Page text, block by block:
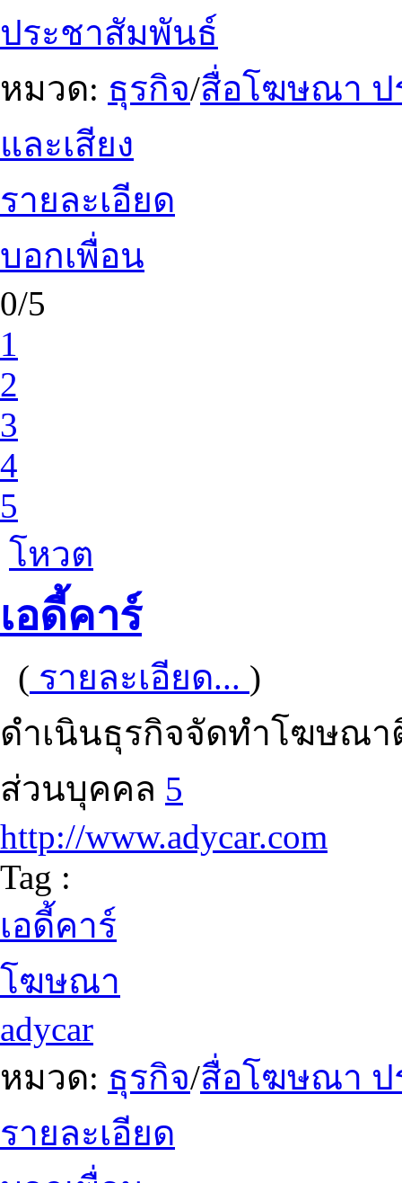
ประชาสัมพันธ์
หมวด: ธุรกิจ/สื่อโฆษณา ป
และเสียง
รายละเอียด
บอกเพื่อน
0/5
1
2
3
4
5
โหวต
เอดี้คาร์
( รายละเอียด... )
ดำเนินธุรกิจจัดทำโฆษณา
ส่วนบุคคล 5
http://www.adycar.com
Tag :
เอดี้คาร์
โฆษณา
adycar
หมวด: ธุรกิจ/สื่อโฆษณา ป
รายละเอียด